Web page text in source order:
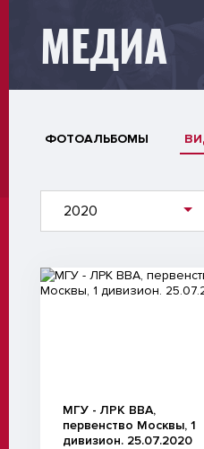
МЕДИА
ФОТОАЛЬБОМЫ
2020
Видео
МГУ - ЛРК ВВА,
первенство Москвы, 1
дивизион. 25.07.2020